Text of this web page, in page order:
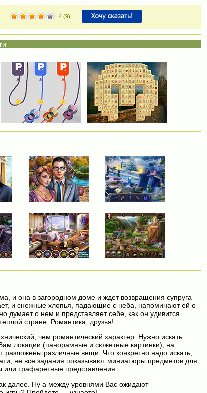
4(9)
и она в загородном доме и ждет возвращения супруга
и снежные хлопья, падающие с неба, напоминают ей о
думает о нем и представляет себе, как он удивится
стране. Романтика, друзья!..
чем романтический характер. Нужно искать
локации (панорамные и сюжетные картинки), на
различные вещи. Что конкретно надо искать,
не все задания показывают миниатюры предметов для
или трафаретные представления.
далее. Ну а между уровнями Вас ожидают